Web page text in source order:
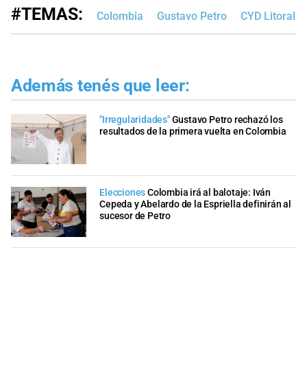
#TEMAS: Colombia Gustavo Petro CYD Litoral
Además tenés que leer:
"Irregularidades"Gustavo Petro rechazó los
resultados de la primera vuelta en Colombia
EleccionesColombia irá al balotaje: Iván
Cepeda y Abelardo de la Espriella definirán al
sucesor de Petro